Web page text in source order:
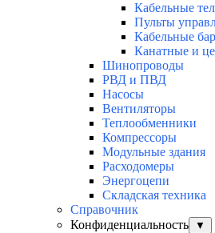
Кабельные
Пульты
Кабельные
Канатные и
Шинопроводы
РВД и ПВД
Насосы
Вентиляторы
Теплообменники
Компрессоры
Модульные здания
Расходомеры
Энергоцепи
Складская техника
Справочник
Конфиденциальность
▼